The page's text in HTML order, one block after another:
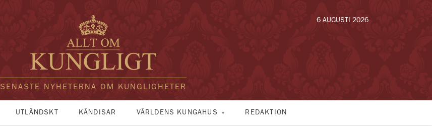
SENASTE NYHETERNA OM KUNGLIGHETER
6 AUGUSTI 2026
UTLÄNDSKT KÄNDISAR VÄRLDENS KUNGAHUS REDAKTION